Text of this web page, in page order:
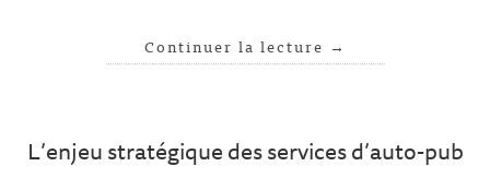
Continuer la lecture →
L’enjeu stratégique des services d’auto-pub